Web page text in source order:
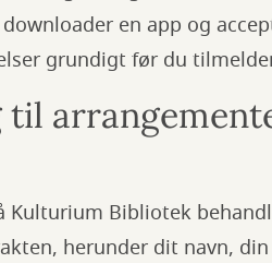
en app og
grundigt før du
Kulturium Bibliotek
herunder dit navn, din